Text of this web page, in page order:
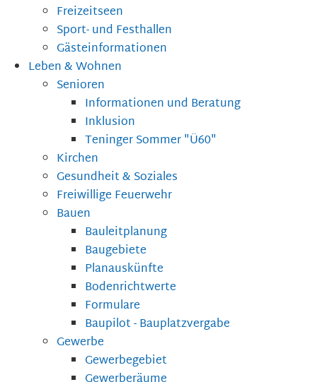
Freizeitseen
Sport- und Festhallen
Gästeinformationen
Leben & Wohnen
Senioren
Informationen und Beratung
Inklusion
Teninger Sommer "Ü60"
Kirchen
Gesundheit & Soziales
Freiwillige Feuerwehr
Bauen
Bauleitplanung
Baugebiete
Planauskünfte
Bodenrichtwerte
Formulare
Baupilot - Bauplatzvergabe
Gewerbe
Gewerbegebiet